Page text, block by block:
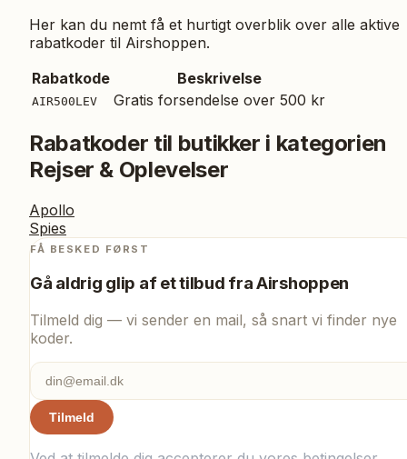
Her kan du nemt få et hurtigt overblik over alle aktive
rabatkoder til Airshoppen.
Rabatkode
Beskrivelse
AIR500LEV Gratis forsendelse over 500 kr
Rabatkoder til butikker i kategorien
Rejser & Oplevelser
Apollo
Spies
FÅ BESKED FØRST
Gå aldrig glip af et tilbud fraAirshoppen
Tilmeld dig — vi sender en mail, så snart vi finder nye
koder.
Tilmeld